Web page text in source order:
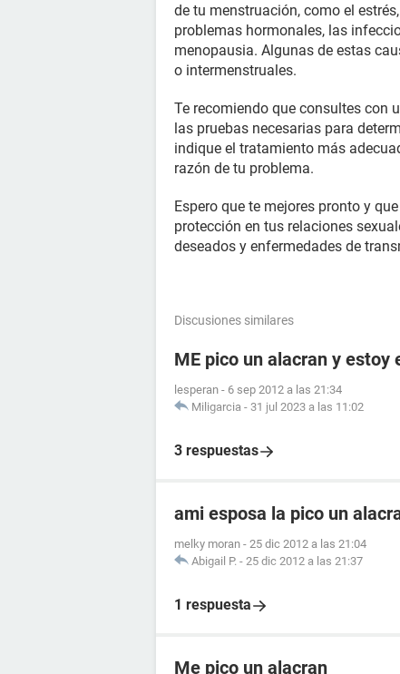
de tu menstruación, como el
problemas hormonales, las
menopausia. Algunas de estas
o intermenstruales.
Te recomiendo que consultes con
las pruebas necesarias para
indique el tratamiento más
razón de tu problema.
Espero que te mejores pronto y
protección en tus relaciones
deseados y enfermedades de
Discusiones similares
ME pico un alacran y estoy
lesperan - 6 sep 2012 a las 21:34
Miligarcia - 31 jul 2023 a las 11:02
3 respuestas
ami esposa la pico un
melky moran - 25 dic 2012 a las 21:04
Abigail P. - 25 dic 2012 a las 21:37
1 respuesta
Me pico un alacran